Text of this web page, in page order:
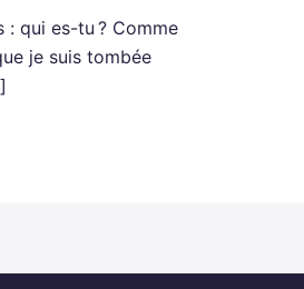
: qui es-tu ? Comme
je suis tombée